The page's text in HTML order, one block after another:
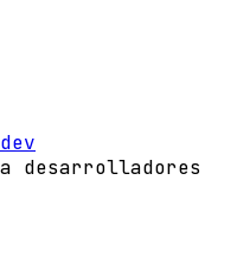
desarrolladores